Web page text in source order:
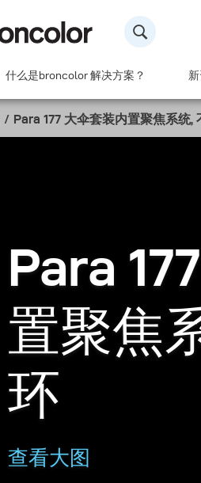
什么是broncolor 解决方案？
Para 177 大伞套装内置聚焦系统,
Para
置聚焦
环
查看大图